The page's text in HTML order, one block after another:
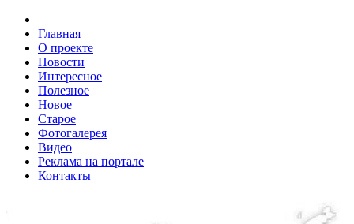
Главная
О проекте
Новости
Интересное
Полезное
Новое
Старое
Фотогалерея
Видео
Реклама на портале
Контакты